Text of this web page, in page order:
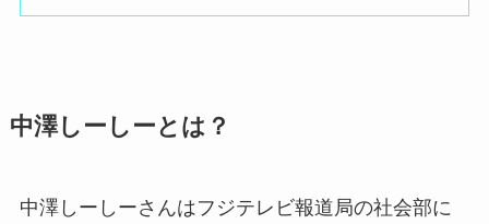
中澤しーしーとは？
中澤しーしーさんはフジテレビ報道局の社会部に